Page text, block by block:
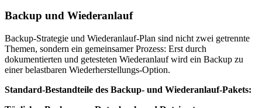
Backup und Wiederanlauf
Backup-Strategie und Wiederanlauf-Plan sind nicht zwei getrennte
Themen, sondern ein gemeinsamer Prozess: Erst durch
dokumentierten und getesteten Wiederanlauf wird ein Backup zu
einer belastbaren Wiederherstellungs-Option.
Standard-Bestandteile des Backup- und Wiederanlauf-Pakets: